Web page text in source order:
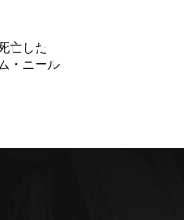
亡した
・ニール